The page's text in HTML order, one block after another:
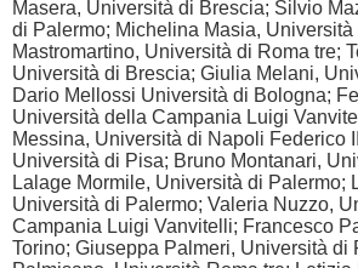
Masera, Università di Brescia; Silvio
di Palermo; Michelina Masia,
Mastromartino, Università di Roma tre;
Università di Brescia; Giulia Melani,
Dario Mellossi Università di Bologna;
Università della Campania Luigi
Messina, Università di Napoli Federico
Università di Pisa; Bruno Montanari,
Lalage Mormile, Università di Palermo;
Università di Palermo; Valeria Nuzzo,
Campania Luigi Vanvitelli; Francesco
Torino; Giuseppa Palmeri, Università di